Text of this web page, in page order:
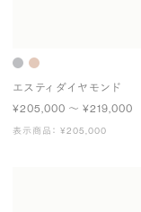
エスティ ダイヤモンド
¥205,000 〜 ¥219,000
表示商品： ¥205,000